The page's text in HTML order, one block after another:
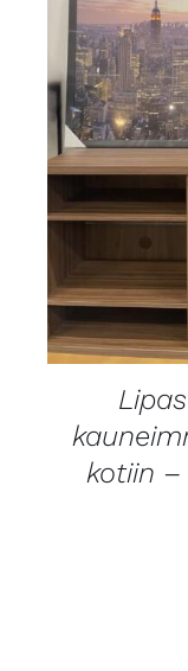
kotiin –